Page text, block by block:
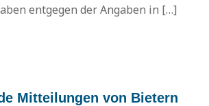
entgegen der Angaben in […]
Mitteilungen von Bietern